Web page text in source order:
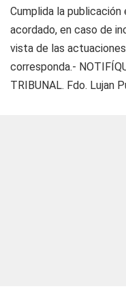
Cumplida la
acordado, en caso de
vista de las
corresponda.-
TRIBUNAL. Fdo. Lujan